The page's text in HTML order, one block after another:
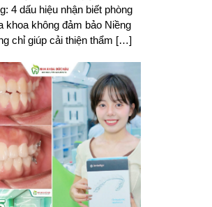
4 dấu hiệu nhận biết phòng
khoa không đảm bảo Niềng
chỉ giúp cải thiện thẩm […]